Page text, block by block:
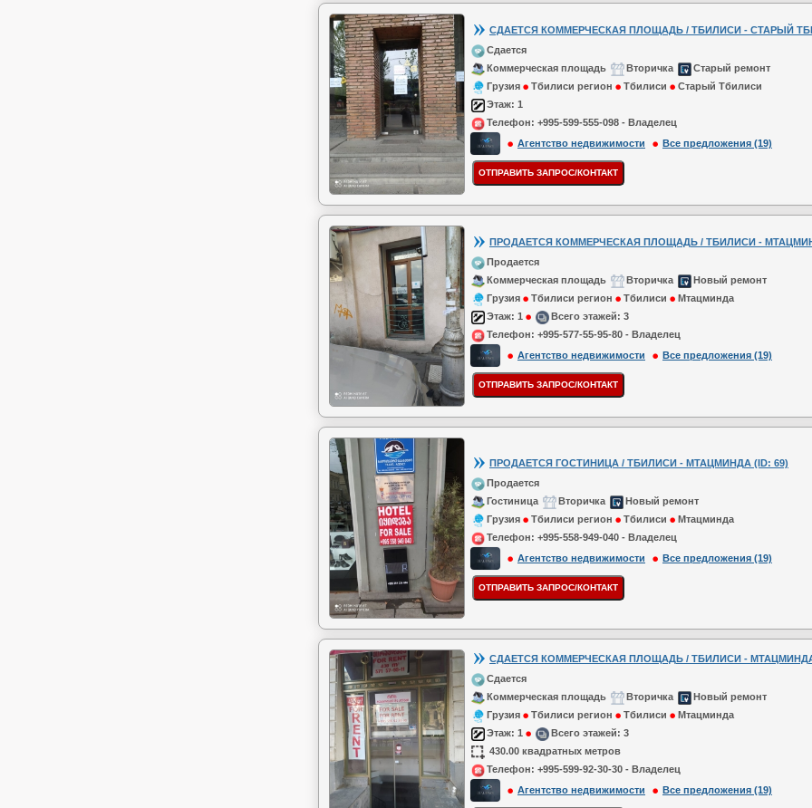
СДАЕТСЯ КОММЕРЧЕСКАЯ ПЛОЩАДЬ / ТБИЛИСИ - СТАРЫЙ
Сдается
Коммерческая площадь
Вторичка
Старый ремонт
Грузия
Тбилиси регион Тбилиси
Старый Тбилиси
Этаж: 1
Телефон: +995-599-555-098 - Владелец
Агентство недвижимости
Все предложения (19)
ПРОДАЕТСЯ КОММЕРЧЕСКАЯ ПЛОЩАДЬ / ТБИЛИСИ -
Продается
Коммерческая площадь
Вторичка
Новый ремонт
Грузия
Тбилиси регион Тбилиси
Мтацминда
Этаж: 1 Всего этажей: 3
Телефон: +995-577-55-95-80 - Владелец
Агентство недвижимости
Все предложения (19)
ПРОДАЕТСЯ ГОСТИНИЦА / ТБИЛИСИ - МТАЦМИНДА (ID: 69)
Продается
Гостиница
Вторичка
Новый ремонт
Грузия
Тбилиси регион Тбилиси
Мтацминда
Телефон: +995-558-949-040 - Владелец
Агентство недвижимости
Все предложения (19)
СДАЕТСЯ КОММЕРЧЕСКАЯ ПЛОЩАДЬ / ТБИЛИСИ - МТАЦМИНДА
Сдается
Коммерческая площадь
Вторичка
Новый ремонт
Грузия
Тбилиси регион Тбилиси
Мтацминда
Этаж: 1 Всего этажей: 3
430.00 квадратных метров
Телефон: +995-599-92-30-30 - Владелец
Агентство недвижимости
Все предложения (19)